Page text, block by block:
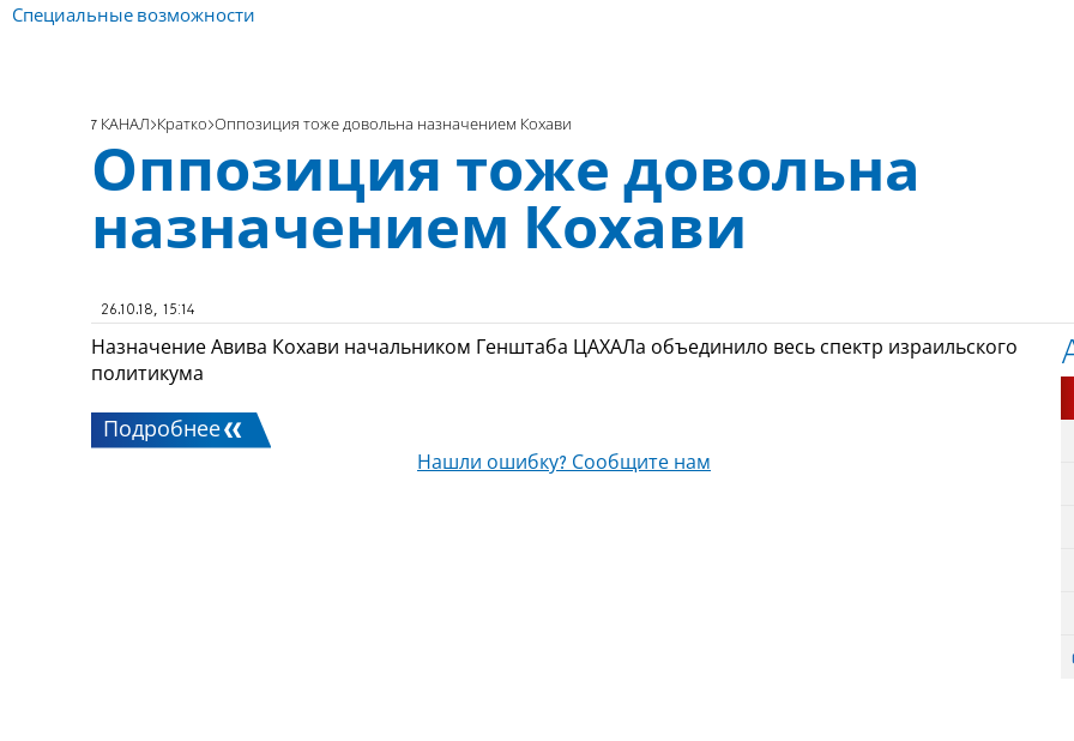
Специальные возможности
7 КАНАЛ Кратко Оппозиция тоже довольна назначением Кохави
Оппозиция тоже довольна
назначением Кохави
26.10.18, 15:14
Назначение Авива Кохави начальником Генштаба ЦАХАЛа объединило весь спектр израильского
политикума
Подробнее
Нашли ошибку? Сообщите нам